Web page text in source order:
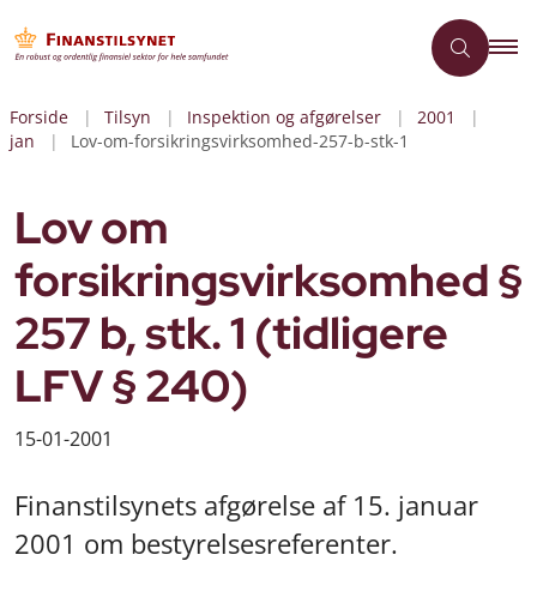
Forside Tilsyn Inspektion og afgørelser
2001
jan
Lov-om-forsikringsvirksomhed-257-b-stk-1
Lov om
forsikringsvirksomhed §
257 b, stk. 1 (tidligere
LFV § 240)
15-01-2001
Finanstilsynets afgørelse af 15. januar
2001 om bestyrelsesreferenter.